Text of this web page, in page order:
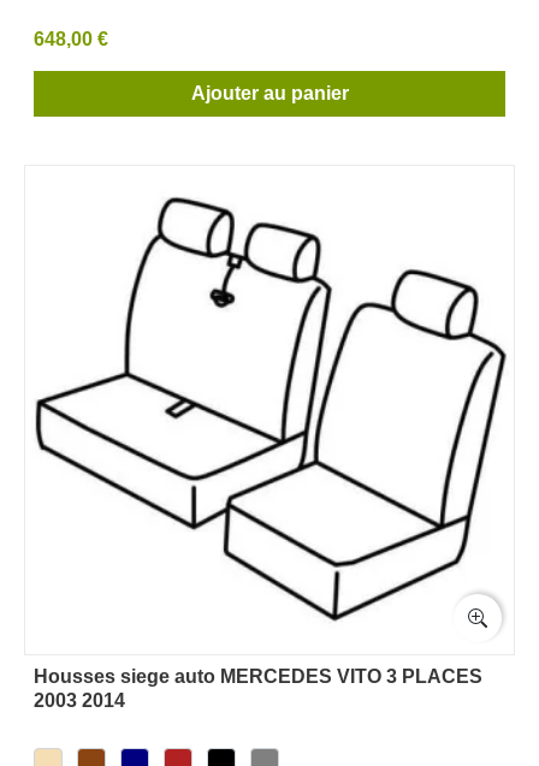
648,00 €
Ajouter au panier
Housses siege auto MERCEDES VITO 3 PLACES
2003 2014